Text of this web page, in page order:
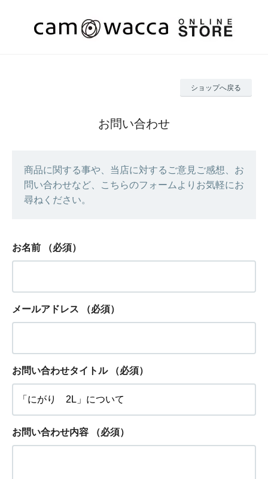
ショップへ戻る
お問い合わせ
商品に関する事や、当店に対するご意見ご感想、お
問い合わせなど、こちらのフォームよりお気軽にお
尋ねください。
お名前 （必須）
メールアドレス （必須）
お問い合わせタイトル （必須）
お問い合わせ内容 （必須）